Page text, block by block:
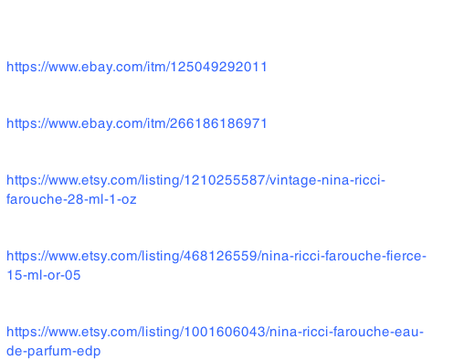
https://www.ebay.com/itm/125049292011
https://www.ebay.com/itm/266186186971
https://www.etsy.com/listing/1210255587/vintage-nina-ricci-
farouche-28-ml-1-oz
https://www.etsy.com/listing/468126559/nina-ricci-farouche-fierce-
15-ml-or-05
https://www.etsy.com/listing/1001606043/nina-ricci-farouche-eau-
de-parfum-edp